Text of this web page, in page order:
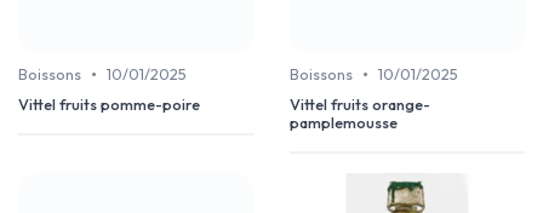
Boissons • 10/01/2025
Vittel fruits pomme-poire
Boissons • 10/01/2025
Vittel fruits orange-
pamplemousse